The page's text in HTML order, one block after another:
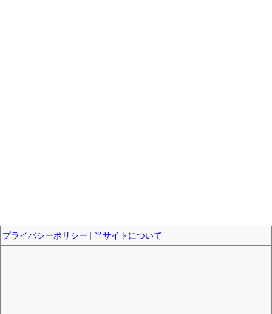
プライバシーポリシー 当サイトについて